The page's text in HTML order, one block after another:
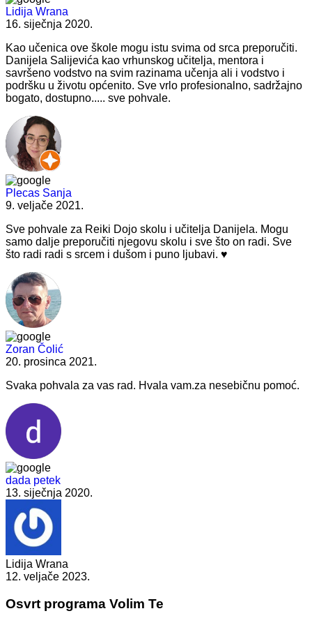
Lidija Wrana
16. siječnja 2020.
Kao učenica ove škole mogu istu svima od srca preporučiti.
Danijela Salijevića kao vrhunskog učitelja, mentora i
savršeno vodstvo na svim razinama učenja ali i vodstvo i
podršku u životu općenito. Sve vrlo profesionalno, sadržajno
bogato, dostupno..... sve pohvale.
Plecas Sanja
9. veljače 2021.
Sve pohvale za Reiki Dojo skolu i učitelja Danijela. Mogu
samo dalje preporučiti njegovu skolu i sve što on radi. Sve
što radi radi s srcem i dušom i puno ljubavi. ♥️
Zoran Čolić
20. prosinca 2021.
Svaka pohvala za vas rad. Hvala vam.za nesebičnu pomoć.
dada petek
13. siječnja 2020.
Lidija Wrana
12. veljače 2023.
Osvrt programa Volim Te